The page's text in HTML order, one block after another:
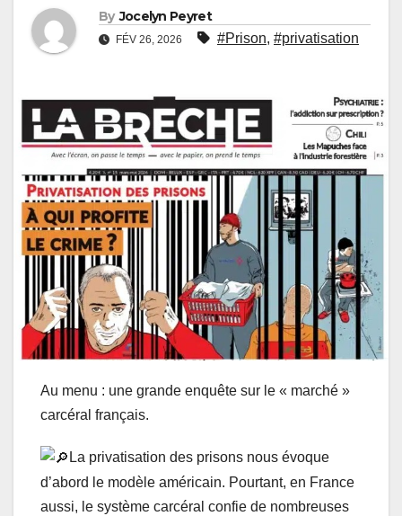
By Jocelyn Peyret
FÉV 26, 2026 #Prison, #privatisation
Au menu : une grande enquête sur le « marché »
carcéral français.
La privatisation des prisons nous évoque
d’abord le modèle américain. Pourtant, en France
aussi, le système carcéral confie de nombreuses